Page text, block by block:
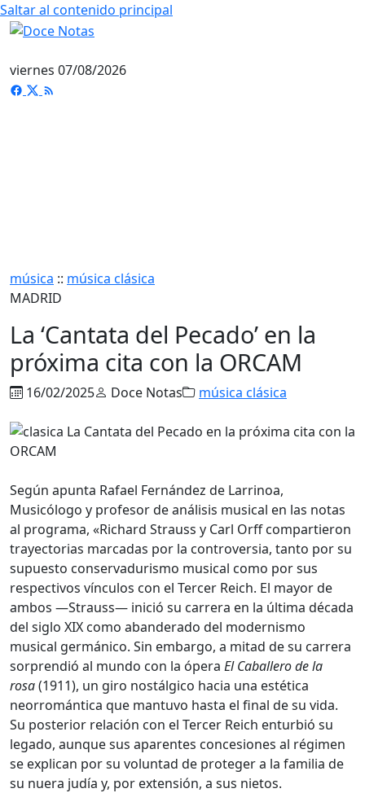
Saltar al contenido principal
viernes 07/08/2026
música :: música clásica
MADRID
La ‘Cantata del Pecado’ en la
próxima cita con la ORCAM
16/02/2025 Doce Notas música clásica
Según apunta Rafael Fernández de Larrinoa,
Musicólogo y profesor de análisis musical en las notas
al programa, «Richard Strauss y Carl Orff compartieron
trayectorias marcadas por la controversia, tanto por su
supuesto conservadurismo musical como por sus
respectivos vínculos con el Tercer Reich. El mayor de
ambos —Strauss— inició su carrera en la última década
del siglo XIX como abanderado del modernismo
musical germánico. Sin embargo, a mitad de su carrera
sorprendió al mundo con la ópera El Caballero de la
rosa(1911), un giro nostálgico hacia una estética
neorromántica que mantuvo hasta el final de su vida.
Su posterior relación con el Tercer Reich enturbió su
legado, aunque sus aparentes concesiones al régimen
se explican por su voluntad de proteger a la familia de
su nuera judía y, por extensión, a sus nietos.